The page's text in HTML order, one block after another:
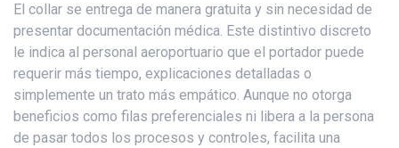
El collar se entrega de manera gratuita y sin necesidad de
presentar documentación médica. Este distintivo discreto
le indica al personal aeroportuario que el portador puede
requerir más tiempo, explicaciones detalladas o
simplemente un trato más empático. Aunque no otorga
beneficios como filas preferenciales ni libera a la persona
de pasar todos los procesos y controles, facilita una